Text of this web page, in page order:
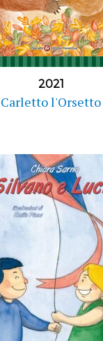
2021
Carletto l'Orsetto